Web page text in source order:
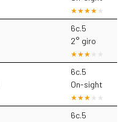
6c.5
2° giro
6c.5
On-sight
6c.5